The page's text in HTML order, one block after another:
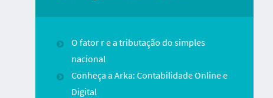
O fator r e a tributação do simples
nacional
Conheça a Arka: Contabilidade Online e
Digital